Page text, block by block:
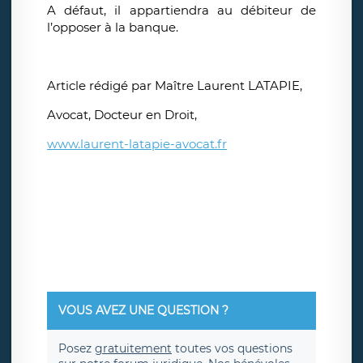
A défaut, il appartiendra au débiteur de
l’opposer à la banque.
Article rédigé par Maître Laurent LATAPIE,
Avocat, Docteur en Droit,
www.laurent-latapie-avocat.fr
VOUS AVEZ UNE QUESTION ?
Posez gratuitement toutes vos questions